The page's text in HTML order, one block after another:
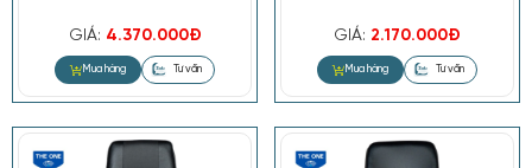
GIÁ: 4.370.000Đ GIÁ: 2.170.000Đ